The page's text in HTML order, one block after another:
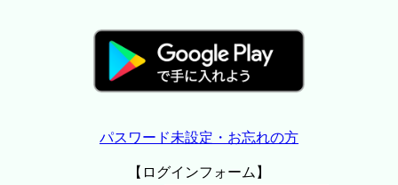
パスワード未設定・お忘れの方
【ログインフォーム】